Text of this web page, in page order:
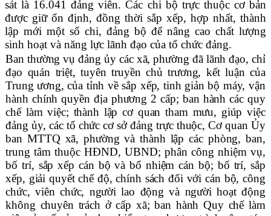
sát là 16.041 đảng viên. Các chi bộ trực thuộc cơ bản
được giữ ổn định, đồng thời sắp xếp, hợp nhất, thành
lập mới một số chi, đảng bộ để nâng cao chất lượng
sinh hoạt và năng lực lãnh đạo của tổ chức đảng.
Ban thường vụ đảng ủy các xã, phường đã lãnh đạo, chỉ
đạo quán triệt, tuyên truyền chủ trương, kết luận của
Trung ương, của tỉnh về sắp xếp, tinh giản bộ máy, vận
hành chính quyền địa phương 2 cấp; ban hành các quy
chế làm việc; thành lập cơ quan tham mưu, giúp việc
đảng ủy, các tổ chức cơ sở đảng trực thuộc, Cơ quan Ủy
ban MTTQ xã, phường và thành lập các phòng, ban,
trung tâm thuộc HĐND, UBND; phân công nhiệm vụ,
bố trí, sắp xếp cán bộ và bổ nhiệm cán bộ; bố trí, sắp
xếp, giải quyết chế độ, chính sách đối với cán bộ, công
chức, viên chức, người lao động và người hoạt động
không chuyên trách ở cấp xã; ban hành Quy chế làm